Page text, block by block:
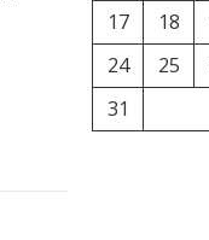
17
18
24
25
31